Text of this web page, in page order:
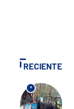
RECIENTE
*